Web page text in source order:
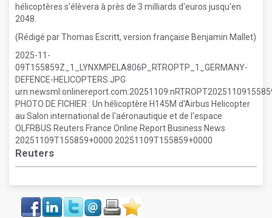
hélicoptères s'élèvera à près de 3 milliards d'euros jusqu'en
2048.
(Rédigé par Thomas Escritt, version française Benjamin Mallet)
2025-11-
09T155859Z_1_LYNXMPELA806P_RTROPTP_1_GERMANY-
DEFENCE-HELICOPTERS.JPG
PHOTO DE FICHIER : Un hélicoptère H145M d'Airbus Helicopter
au Salon international de l'aéronautique et de l'espace
OLFRBUS Reuters France Online Report Business News
20251109T155859+0000 20251109T155859+0000
Reuters
Face
book
LinkIn Twitter Envoyer ImprimerFavoris